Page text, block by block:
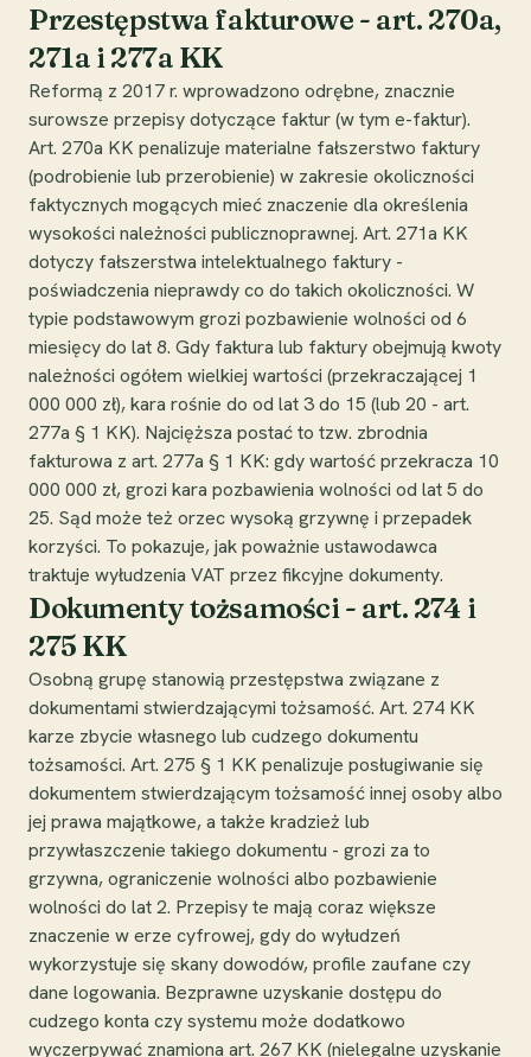
Przestępstwa fakturowe - art. 270a,
271a i 277a KK
Reformą z 2017 r. wprowadzono odrębne, znacznie
surowsze przepisy dotyczące faktur (w tym e-faktur).
Art. 270a KK penalizuje materialne fałszerstwo faktury
(podrobienie lub przerobienie) w zakresie okoliczności
faktycznych mogących mieć znaczenie dla określenia
wysokości należności publicznoprawnej. Art. 271a KK
dotyczy fałszerstwa intelektualnego faktury -
poświadczenia nieprawdy co do takich okoliczności. W
typie podstawowym grozi pozbawienie wolności od 6
miesięcy do lat 8. Gdy faktura lub faktury obejmują kwoty
należności ogółem wielkiej wartości (przekraczającej 1
000 000 zł), kara rośnie do od lat 3 do 15 (lub 20 - art.
277a § 1 KK). Najcięższa postać to tzw. zbrodnia
fakturowa z art. 277a § 1 KK: gdy wartość przekracza 10
000 000 zł, grozi kara pozbawienia wolności od lat 5 do
25. Sąd może też orzec wysoką grzywnę i przepadek
korzyści. To pokazuje, jak poważnie ustawodawca
traktuje wyłudzenia VAT przez fikcyjne dokumenty.
Dokumenty tożsamości - art. 274 i
275 KK
Osobną grupę stanowią przestępstwa związane z
dokumentami stwierdzającymi tożsamość. Art. 274 KK
karze zbycie własnego lub cudzego dokumentu
tożsamości. Art. 275 § 1 KK penalizuje posługiwanie się
dokumentem stwierdzającym tożsamość innej osoby albo
jej prawa majątkowe, a także kradzież lub
przywłaszczenie takiego dokumentu - grozi za to
grzywna, ograniczenie wolności albo pozbawienie
wolności do lat 2. Przepisy te mają coraz większe
znaczenie w erze cyfrowej, gdy do wyłudzeń
wykorzystuje się skany dowodów, profile zaufane czy
dane logowania. Bezprawne uzyskanie dostępu do
cudzego konta czy systemu może dodatkowo
wyczerpywać znamiona art. 267 KK (nielegalne uzyskanie